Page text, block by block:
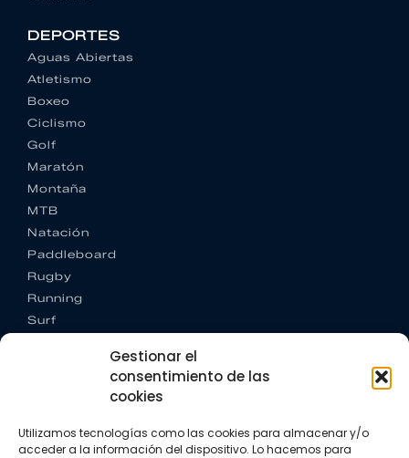
Gestionar el
consentimiento de las
cookies
Utilizamos tecnologías como las cookies para almacenar y/o
acceder a la información del dispositivo. Lo hacemos para
DEPORTES
Aguas Abiertas
Atletismo
Boxeo
Ciclismo
Golf
Maratón
Montaña
MTB
Natación
Paddleboard
Rugby
Running
Surf
CONTACTO
+34 662 342 177